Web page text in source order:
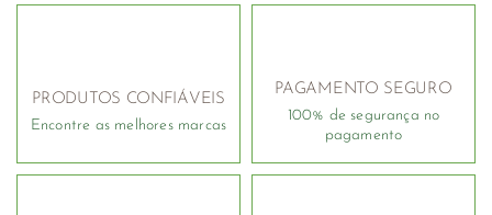
PRODUTOS CONFIÁVEIS
Encontre as melhores marcas
PAGAMENTO SEGURO
100% de segurança no
pagamento